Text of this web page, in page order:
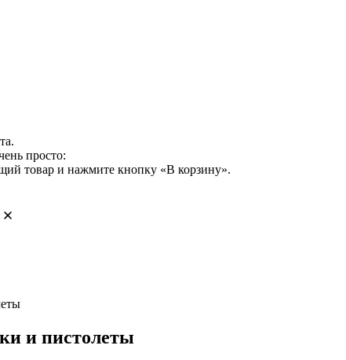
просто:
товар и нажмите кнопку «В корзину».
и пистолеты